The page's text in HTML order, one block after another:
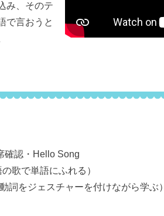
み、そのテ
で言おうと
認・Hello Song
歌で単語にふれる）
詞をジェスチャーを付けながら学ぶ）